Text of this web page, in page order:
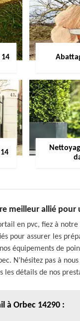
meilleur allié
en pvc, fiez à
pour assurer les
équipements de
N’hésitez pas à
les détails de nos
à Orbec 14290 :